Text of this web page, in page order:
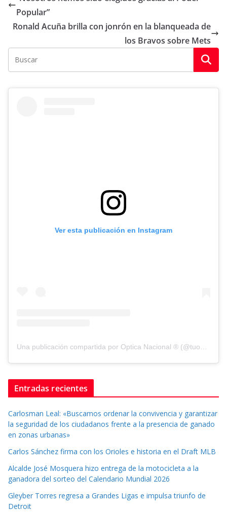
Popular”
Ronald Acuña brilla con jonrón en la blanqueada de
los Bravos sobre Mets
Ver esta publicación en Instagram
Una publicación compartida por Optica Nacional ® (@tuopticanacional)
Entradas recientes
Carlosman Leal: «Buscamos ordenar la convivencia y garantizar
la seguridad de los ciudadanos frente a la presencia de ganado
en zonas urbanas»
Carlos Sánchez firma con los Orioles e historia en el Draft MLB
Alcalde José Mosquera hizo entrega de la motocicleta a la
ganadora del sorteo del Calendario Mundial 2026
Gleyber Torres regresa a Grandes Ligas e impulsa triunfo de
Detroit